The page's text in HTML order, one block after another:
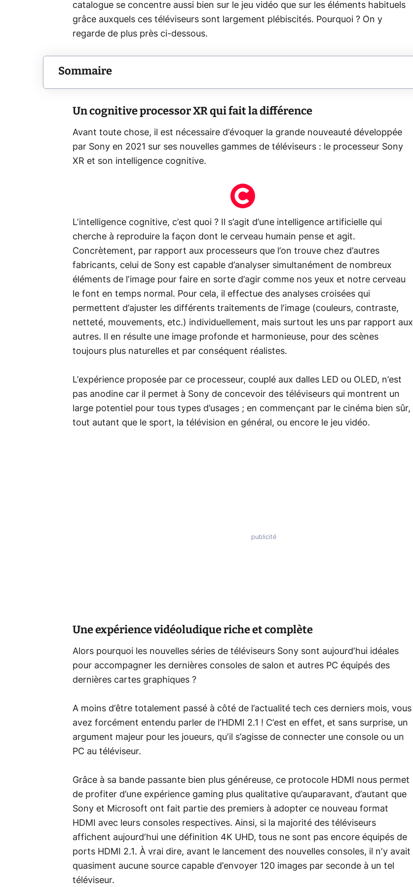
catalogue se concentre aussi bien sur le jeu vidéo que sur les éléments habituels
grâce auxquels ces téléviseurs sont largement plébiscités. Pourquoi ? On y
regarde de plus près ci-dessous.
Sommaire
Un cognitive processor XR qui fait la différence
Avant toute chose, il est nécessaire d’évoquer la grande nouveauté développée
par Sony en 2021 sur ses nouvelles gammes de téléviseurs : le processeur Sony
XR et son intelligence cognitive.
L’intelligence cognitive, c’est quoi ? Il s’agit d’une intelligence artificielle qui
cherche à reproduire la façon dont le cerveau humain pense et agit.
Concrètement, par rapport aux processeurs que l’on trouve chez d’autres
fabricants, celui de Sony est capable d’analyser simultanément de nombreux
éléments de l’image pour faire en sorte d’agir comme nos yeux et notre cerveau
le font en temps normal. Pour cela, il effectue des analyses croisées qui
permettent d’ajuster les différents traitements de l’image (couleurs, contraste,
netteté, mouvements, etc.) individuellement, mais surtout les uns par rapport aux
autres. Il en résulte une image profonde et harmonieuse, pour des scènes
toujours plus naturelles et par conséquent réalistes.
L’expérience proposée par ce processeur, couplé aux dalles LED ou OLED, n’est
pas anodine car il permet à Sony de concevoir des téléviseurs qui montrent un
large potentiel pour tous types d’usages ; en commençant par le cinéma bien sûr,
tout autant que le sport, la télévision en général, ou encore le jeu vidéo.
Une expérience vidéoludique riche et complète
Alors pourquoi les nouvelles séries de téléviseurs Sony sont aujourd’hui idéales
pour accompagner les dernières consoles de salon et autres PC équipés des
dernières cartes graphiques ?
A moins d’être totalement passé à côté de l’actualité tech ces derniers mois, vous
avez forcément entendu parler de l’HDMI 2.1 ! C’est en effet, et sans surprise, un
argument majeur pour les joueurs, qu’il s’agisse de connecter une console ou un
PC au téléviseur.
Grâce à sa bande passante bien plus généreuse, ce protocole HDMI nous permet
de profiter d’une expérience gaming plus qualitative qu’auparavant, d’autant que
Sony et Microsoft ont fait partie des premiers à adopter ce nouveau format
HDMI avec leurs consoles respectives. Ainsi, si la majorité des téléviseurs
affichent aujourd’hui une définition 4K UHD, tous ne sont pas encore équipés de
ports HDMI 2.1. À vrai dire, avant le lancement des nouvelles consoles, il n’y avait
quasiment aucune source capable d’envoyer 120 images par seconde à un tel
téléviseur.